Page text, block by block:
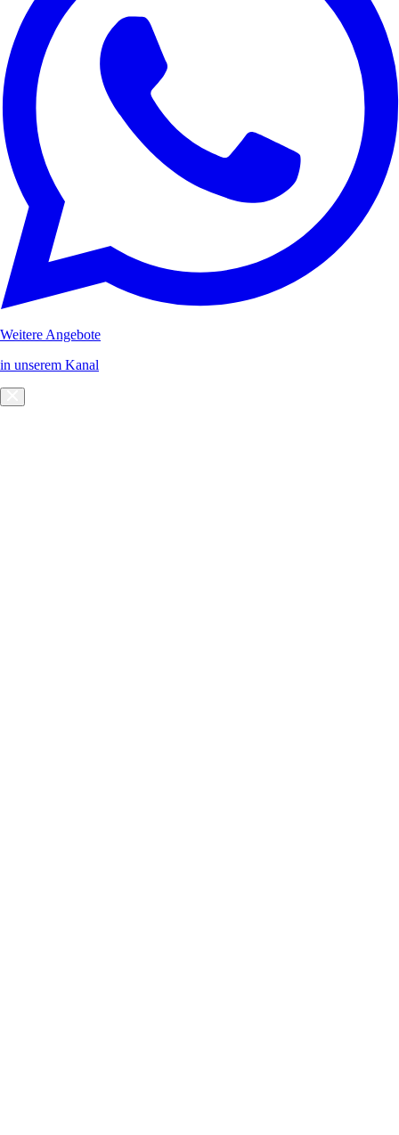
Weitere Angebote
in unserem Kanal